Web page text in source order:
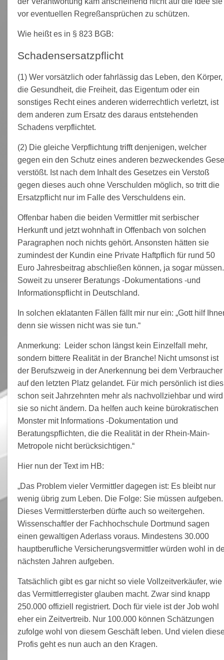
vor eventuellen Regreßansprüchen zu schützen.
Wie heißt es in § 823 BGB:
Schadensersatzpflicht
(1) Wer vorsätzlich oder fahrlässig das Leben, den Körper,
die Gesundheit, die Freiheit, das Eigentum oder ein
sonstiges Recht eines anderen widerrechtlich verletzt, ist
dem anderen zum Ersatz des daraus entstehenden
Schadens verpflichtet.
(2) Die gleiche Verpflichtung trifft denjenigen, welcher
gegen ein den Schutz eines anderen bezweckendes
verstößt. Ist nach dem Inhalt des Gesetzes ein Verstoß
gegen dieses auch ohne Verschulden möglich, so tritt die
Ersatzpflicht nur im Falle des Verschuldens ein.
Offenbar haben die beiden Vermittler mit serbischer
Herkunft und jetzt wohnhaft in Offenbach von solchen
Paragraphen noch nichts gehört. Ansonsten hätten sie
zumindest der Kundin eine Private Haftpflich für rund 50
Euro Jahresbeitrag abschließen können, ja sogar müssen.
Soweit zu unserer Beratungs -Dokumentations -und
Informationspflicht in Deutschland.
In solchen eklatanten Fällen fällt mir nur ein: „Gott hilf
denn sie wissen nicht was sie tun.“
Anmerkung: Leider schon längst kein Einzelfall mehr,
sondern bittere Realität in der Branche! Nicht umsonst ist
der Berufszweig in der Anerkennung bei dem Verbraucher
auf den letzten Platz gelandet. Für mich persönlich ist dies
schon seit Jahrzehnten mehr als nachvollziehbar und wird
sie so nicht ändern. Da helfen auch keine bürokratischen
Monster mit Informations -Dokumentation und
Beratungspflichten, die die Realität in der Rhein-Main-
Metropole nicht berücksichtigen.“
Hier nun der Text im HB:
„Das Problem vieler Vermittler dagegen ist: Es bleibt nur
wenig übrig zum Leben. Die Folge: Sie müssen aufgeben.
Dieses Vermittlersterben dürfte auch so weitergehen.
Wissenschaftler der Fachhochschule Dortmund sagen
einen gewaltigen Aderlass voraus. Mindestens 30.000
hauptberufliche Versicherungsvermittler würden wohl in
nächsten Jahren aufgeben.
Tatsächlich gibt es gar nicht so viele Vollzeitverkäufer, wie
das Vermittlerregister glauben macht. Zwar sind knapp
250.000 offiziell registriert. Doch für viele ist der Job wohl
eher ein Zeitvertreib. Nur 100.000 können Schätzungen
zufolge wohl von diesem Geschäft leben. Und vielen
Profis geht es nun auch an den Kragen.